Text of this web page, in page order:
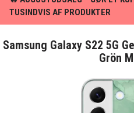
TUSINDVIS AF PRODUKTER
Samsung Galaxy S22 5G
Grön